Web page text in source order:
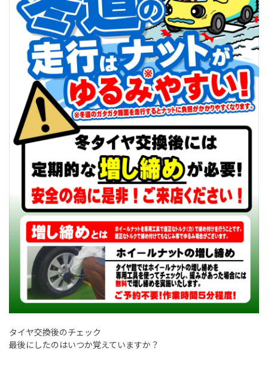
タイヤ交換後のチェック
最後にしたのはいつか覚えていますか？